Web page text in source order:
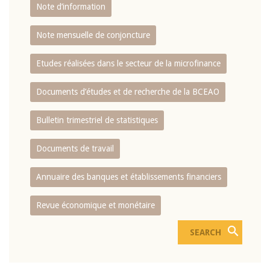
Note d’information
Note mensuelle de conjoncture
Etudes réalisées dans le secteur de la microfinance
Documents d’études et de recherche de la BCEAO
Bulletin trimestriel de statistiques
Documents de travail
Annuaire des banques et établissements financiers
Revue économique et monétaire